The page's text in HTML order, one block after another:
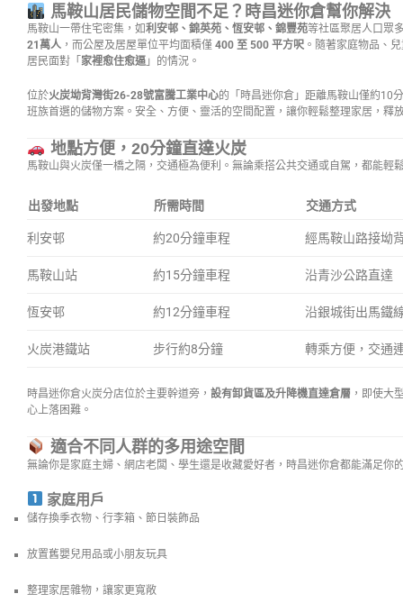
馬鞍山居民儲物空間不足？時昌迷你倉幫你解決
馬鞍山一帶住宅密集，如利安邨、錦英苑、恆安邨、錦豐苑等社區聚居人口眾
21萬人 ，而公屋及居屋單位平均面積僅 400 至 500 平方呎 。隨著家庭物品、
居民面對「 家裡愈住愈逼 」的情況。
位於火炭坳背灣街26-28號富騰工業中心的「時昌迷你倉」距離馬鞍山僅約10
班族首選的儲物方案。安全、方便、靈活的空間配置，讓你輕鬆整理家居，釋
地點方便，20分鐘直達火炭
馬鞍山與火炭僅一橋之隔，交通極為便利。無論乘搭公共交通或自駕，都能輕
出發地點 所需時間 交通方式
利安邨 約20分鐘車程 經馬鞍山路接坳
馬鞍山站 約15分鐘車程 沿青沙公路直達
恆安邨 約12分鐘車程 沿銀城街出馬鐵
火炭港鐵站 步行約8分鐘 轉乘方便，交通
時昌迷你倉火炭分店位於主要幹道旁， 設有卸貨區及升降機直達倉層 ，即使大
心上落困難。
適合不同人群的多用途空間
無論你是家庭主婦、網店老闆、學生還是收藏愛好者，時昌迷你倉都能滿足你
家庭用戶
儲存換季衣物、行李箱、節日裝飾品
放置舊嬰兒用品或小朋友玩具
整理家居雜物，讓家更寬敞